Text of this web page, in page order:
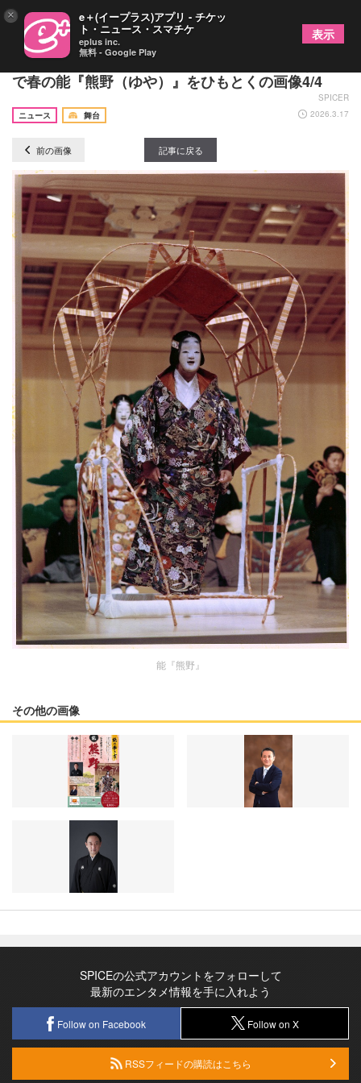
能楽師×元NHKアナウンサーによる『能の歩き方』
で春の能『熊野（ゆや）』をひもとくの画像4/4
SPICER
ニュース
舞台 2026.3.17
前の画像 記事に戻る
能『熊野』
その他の画像
SPICEの公式アカウントをフォローして
最新のエンタメ情報を手に入れよう
Follow on Facebook Follow on X
RSSフィードの購読はこちら
× e＋(イープラス)アプリ - チケッ
ト・ニュース・スマチケ
eplus inc.
無料 - Google Play
表示